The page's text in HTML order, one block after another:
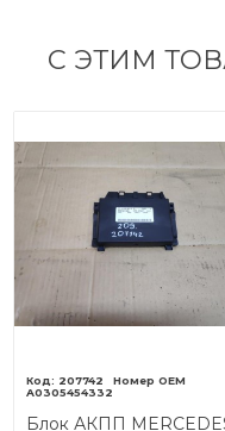
С ЭТИМ
207742
A0305454332
Блок АКПП